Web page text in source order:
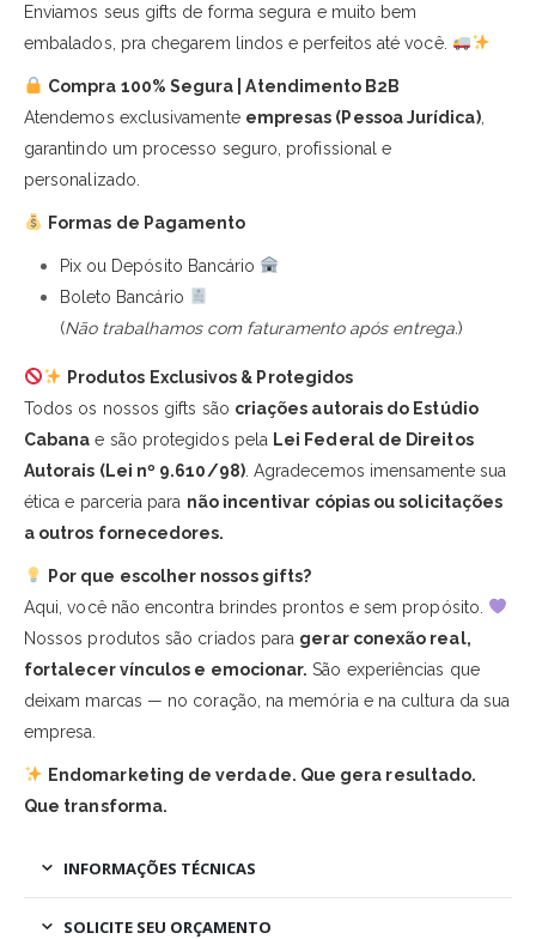
Enviamos seus gifts de forma segura e muito bem
embalados, pra chegarem lindos e perfeitos até você.
Compra 100% Segura | Atendimento B2B
Atendemos exclusivamente empresas (Pessoa Jurídica),
garantindo um processo seguro, profissional e
personalizado.
Formas de Pagamento
Pix ou Depósito Bancário
Boleto Bancário
(Não trabalhamos com faturamento após entrega.)
Produtos Exclusivos & Protegidos
Todos os nossos gifts são criações autorais do Estúdio
Cabana e são protegidos pela Lei Federal de Direitos
Autorais (Lei nº 9.610/98). Agradecemos imensamente sua
ética e parceria para não incentivar cópias ou solicitações
a outros fornecedores.
Por que escolher nossos gifts?
Aqui, você não encontra brindes prontos e sem propósito.
Nossos produtos são criados para gerar conexão real,
fortalecer vínculos e emocionar. São experiências que
deixam marcas — no coração, na memória e na cultura da sua
empresa.
Endomarketing de verdade. Que gera resultado.
Que transforma.
INFORMAÇÕES TÉCNICAS
SOLICITE SEU ORÇAMENTO